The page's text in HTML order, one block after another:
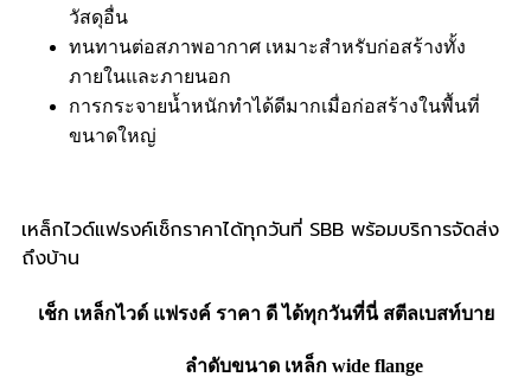
วัสดุอื่น
ทนทานต่อสภาพอากาศ เหมาะสำหรับก่อสร้างทั้ง
ภายในและภายนอก
การกระจายน้ำหนักทำได้ดีมากเมื่อก่อสร้างในพื้นที่
ขนาดใหญ่
เหล็กไวด์แฟรงค์เช็กราคาได้ทุกวันที่ SBB พร้อมบริการจัดส่ง
ถึงบ้าน
เช็ก เหล็กไวด์ แฟรงค์ ราคา ดี ได้ทุกวันที่นี่ สตีลเบสท์บาย
ลำดับขนาด เหล็ก wide flange